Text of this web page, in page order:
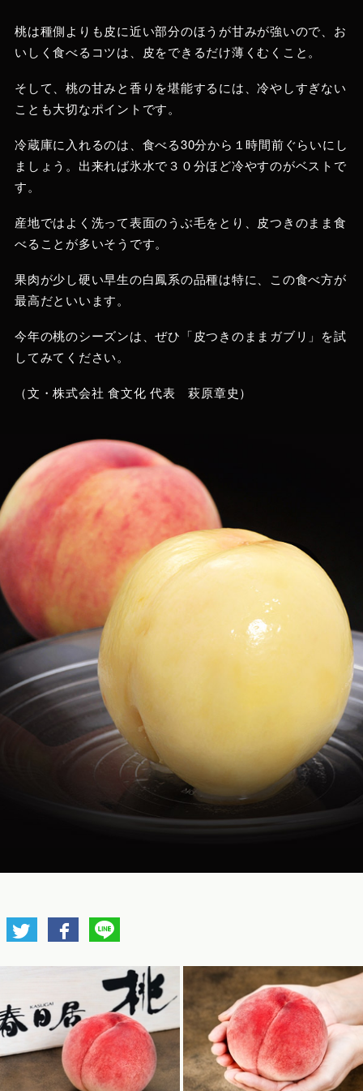
桃は種側よりも皮に近い部分のほうが甘みが強いので、お
いしく食べるコツは、皮をできるだけ薄くむくこと。
そして、桃の甘みと香りを堪能するには、冷やしすぎない
ことも大切なポイントです。
冷蔵庫に入れるのは、食べる30分から１時間前ぐらいにし
ましょう。出来れば氷水で３０分ほど冷やすのがベストで
す。
産地ではよく洗って表面のうぶ毛をとり、皮つきのまま食
べることが多いそうです。
果肉が少し硬い早生の白鳳系の品種は特に、この食べ方が
最高だといいます。
今年の桃のシーズンは、ぜひ「皮つきのままガブリ」を試
してみてください。
（文・株式会社 食文化 代表 萩原章史）